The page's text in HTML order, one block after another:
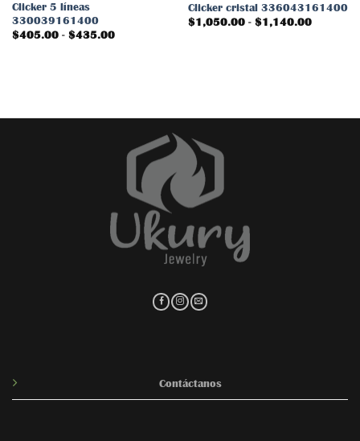
Clicker 5 líneas
330039161400
$405.00 - $435.00Rango
Clicker cristal 336043161400
$1,050.00 - $1,140.00Rango
Contáctanos